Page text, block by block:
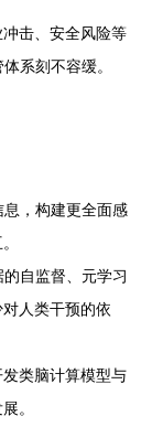
击、安全风险等
系刻不容缓。
，构建更全面感
自监督、元学习
人类干预的依
类脑计算模型与
。